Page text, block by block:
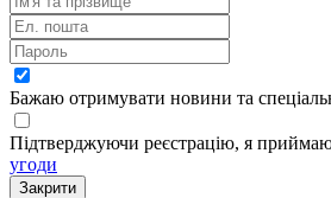
Бажаю отримувати новини та
Підтверджуючи реєстрацію, я
угоди
Закрити